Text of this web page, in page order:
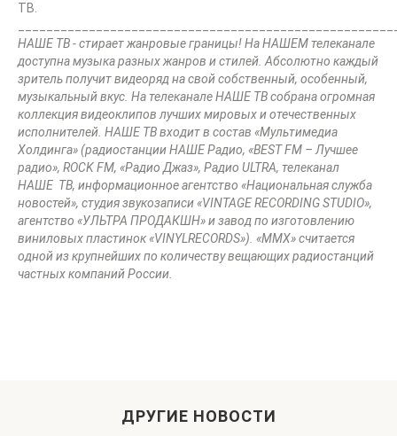
ТВ.
НАШЕ ТВ - стирает жанровые границы! На НАШЕМ телеканале
доступна музыка разных жанров и стилей. Абсолютно каждый
зритель получит видеоряд на свой собственный, особенный,
музыкальный вкус. На телеканале НАШЕ ТВ собрана огромная
коллекция видеоклипов лучших мировых и отечественных
исполнителей. НАШЕ ТВ входит в состав «Мультимедиа
Холдинга» (радиостанции НАШЕ Радио, «ВESTFM – Лучшее
радио», ROCK FM, «Радио Джаз», Радио ULTRA, телеканал
НАШЕ ТВ, информационное агентство «Национальная служба
новостей», студия звукозаписи «VINTAGERECORDINGSTUDIO»,
агентство «УЛЬТРА ПРОДАКШН» и завод по изготовлению
виниловых пластинок «VINYLRECORDS»). «ММХ» считается
одной из крупнейших по количеству вещающих радиостанций
частных компаний России.
ДРУГИЕ НОВОСТИ